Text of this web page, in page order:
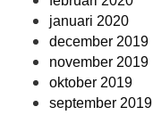
januari 2020
december 2019
november 2019
oktober 2019
september 2019